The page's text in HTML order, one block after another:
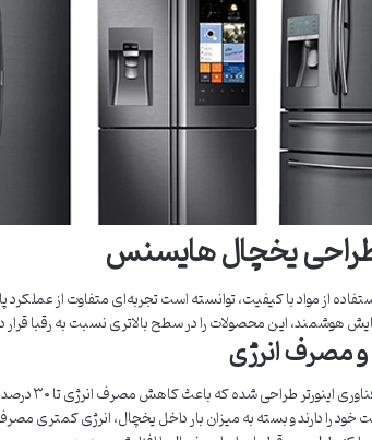
یخچال هایسنس
از مواد با کیفیت، توانسته است تجربه‌ای متفاوت از عملکرد
هوشمند، این محصولات را در سطح بالاتری نسبت به رقبا قرار
مصرف انرژی
کمپرسور
را دارند و بسته به میزان بار داخل یخچال، انرژی کمتری